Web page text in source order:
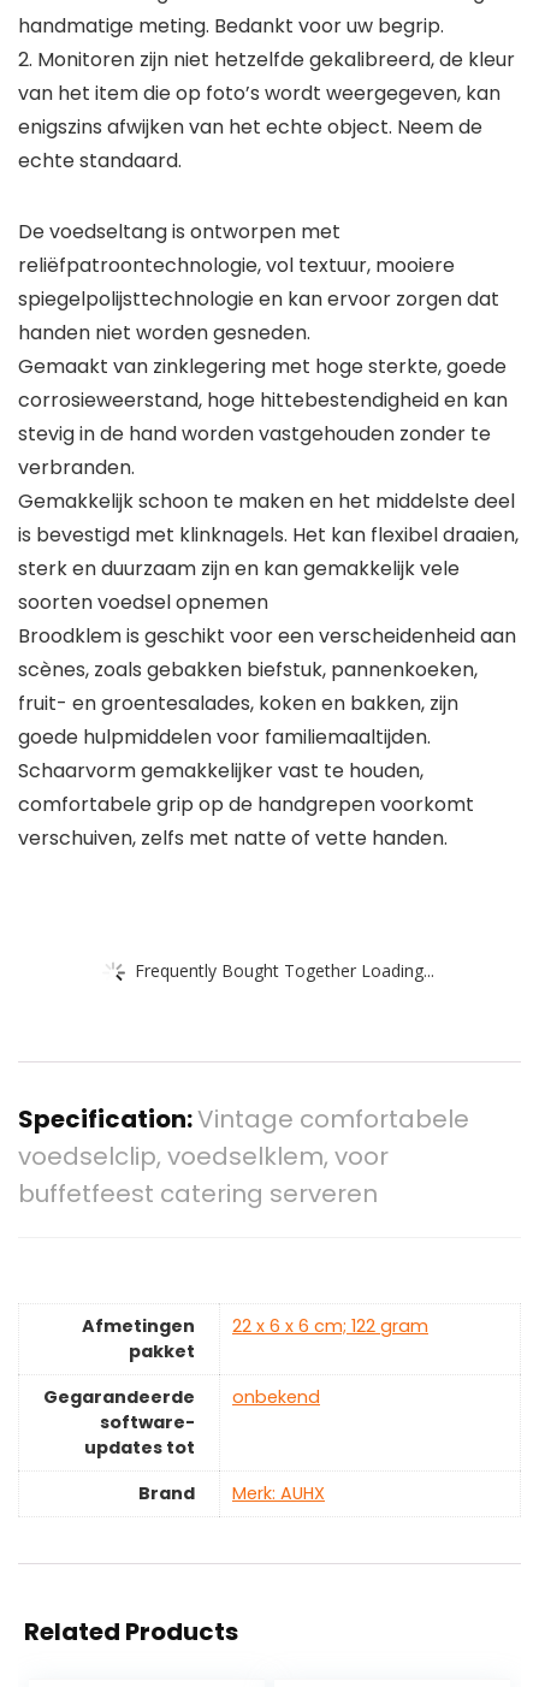
handmatige meting. Bedankt voor uw begrip.
2. Monitoren zijn niet hetzelfde gekalibreerd, de kleur
van het item die op foto’s wordt weergegeven, kan
enigszins afwijken van het echte object. Neem de
echte standaard.
De voedseltang is ontworpen met
reliëfpatroontechnologie, vol textuur, mooiere
spiegelpolijsttechnologie en kan ervoor zorgen dat
handen niet worden gesneden.
Gemaakt van zinklegering met hoge sterkte, goede
corrosieweerstand, hoge hittebestendigheid en kan
stevig in de hand worden vastgehouden zonder te
verbranden.
Gemakkelijk schoon te maken en het middelste deel
is bevestigd met klinknagels. Het kan flexibel draaien,
sterk en duurzaam zijn en kan gemakkelijk vele
soorten voedsel opnemen
Broodklem is geschikt voor een verscheidenheid aan
scènes, zoals gebakken biefstuk, pannenkoeken,
fruit- en groentesalades, koken en bakken, zijn
goede hulpmiddelen voor familiemaaltijden.
Schaarvorm gemakkelijker vast te houden,
comfortabele grip op de handgrepen voorkomt
verschuiven, zelfs met natte of vette handen.
Frequently Bought Together Loading...
Specification:Vintage comfortabele
voedselclip, voedselklem, voor
buffetfeest catering serveren
Afmetingen
pakket
‎22 x 6 x 6 cm; 122 gram
Gegarandeerde
software-
updates tot
‎onbekend
Brand Merk: AUHX
Related Products